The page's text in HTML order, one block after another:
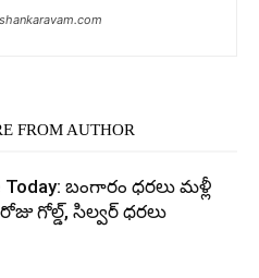
FROM AUTHOR
Today: బంగారం ధరలు మళ్లీ
గోల్డ్, సిల్వర్ ధరలు